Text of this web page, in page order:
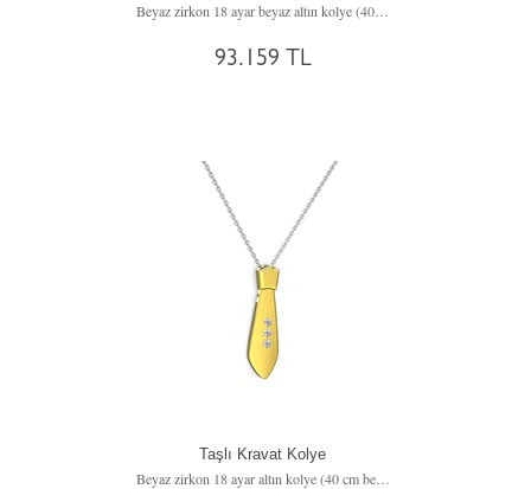
Beyaz zirkon 18 ayar beyaz altın kolye (40 cm rose altın rolo zincir)
93.159 TL
Taşlı Kravat Kolye
Beyaz zirkon 18 ayar altın kolye (40 cm beyaz altın rolo zincir)